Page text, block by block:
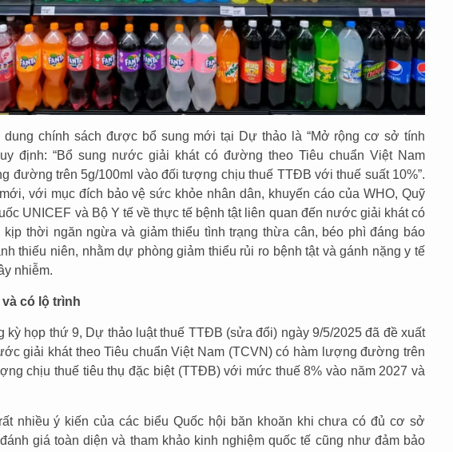
dung chính sách được bổ sung mới tại Dự thảo là “Mở rộng cơ sở tính
định: “Bổ sung nước giải khát có đường theo Tiêu chuẩn Việt Nam
đường trên 5g/100ml vào đối tượng chịu thuế TTĐB với thuế suất 10%”.
với mục đích bảo vệ sức khỏe nhân dân, khuyến cáo của WHO, Quỹ
UNICEF và Bộ Y tế về thực tế bệnh tật liên quan đến nước giải khát có
thời ngăn ngừa và giảm thiểu tình trạng thừa cân, béo phì đáng báo
thiếu niên, nhằm dự phòng giảm thiểu rủi ro bệnh tật và gánh nặng y tế
nhiễm.
có lộ trình
kỳ họp thứ 9, Dự thảo luật thuế TTĐB (sửa đổi) ngày 9/5/2025 đã đề xuất
giải khát theo Tiêu chuẩn Việt Nam (TCVN) có hàm lượng đường trên
chịu thuế tiêu thụ đặc biệt (TTĐB) với mức thuế 8% vào năm 2027 và
nhiều ý kiến của các biểu Quốc hội băn khoăn khi chưa có đủ cơ sở
giá toàn diện và tham khảo kinh nghiệm quốc tế cũng như đảm bảo